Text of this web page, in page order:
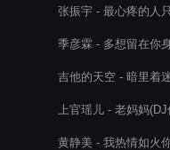
张振宇 - 最心疼的人
季彦霖 - 多想留在你
吉他的天空 - 暗里着
上官瑶儿 - 老妈妈(DJ
黄静美 - 我热情如火